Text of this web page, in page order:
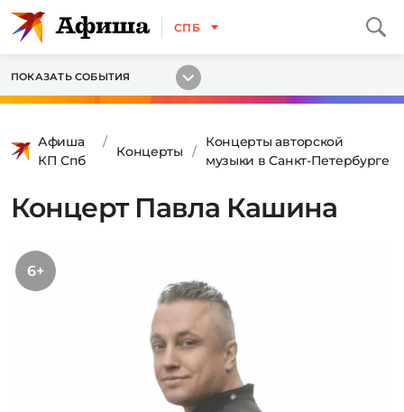
СПБ
ПОКАЗАТЬ СОБЫТИЯ
Афиша
КП Спб
Концерты
Концерты авторской
музыки в Санкт-Петербурге
Концерт Павла Кашина
6+